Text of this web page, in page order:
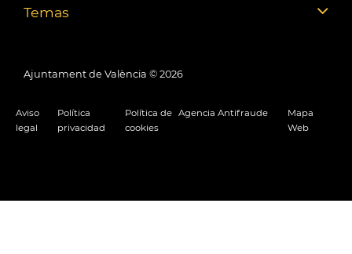
Temas
Ajuntament de València © 2026
Aviso
legal
Política
privacidad
Política de
cookies
Agencia Antifraude
Mapa
Web